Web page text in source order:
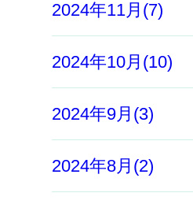
2024年11月(7)
2024年10月(10)
2024年9月(3)
2024年8月(2)